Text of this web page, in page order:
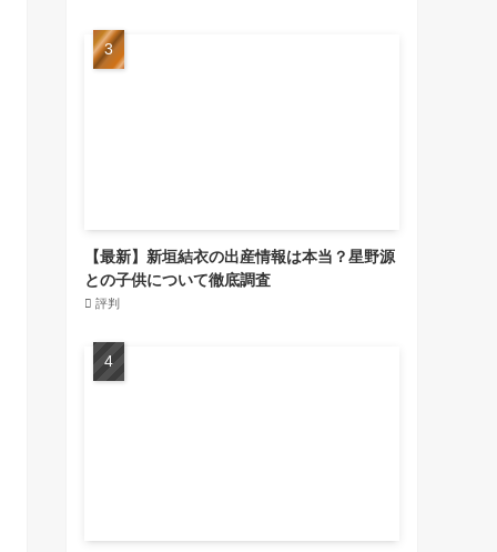
【最新】新垣結衣の出産情報は本当？星野源
との子供について徹底調査
評判